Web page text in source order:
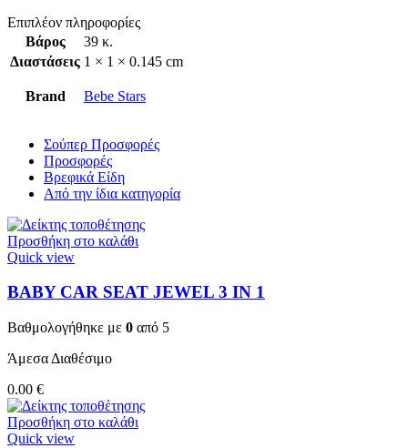
Επιπλέον πληροφορίες
Βάρος
39 κ.
Διαστάσεις 1 × 1 × 0.145 cm
Brand Bebe Stars
Σούπερ Προσφορές
Προσφορές
Βρεφικά Είδη
Από την ίδια κατηγορία
Προσθήκη στο καλάθι
Quick view
BABY CAR SEAT JEWEL 3 ΙΝ 1
Βαθμολογήθηκε με 0 από 5
Άμεσα Διαθέσιμο
0.00 €
Προσθήκη στο καλάθι
Quick view